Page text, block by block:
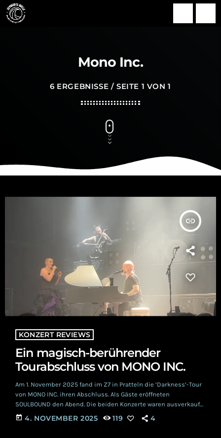
Mono Inc.
6 ERGEBNISSE / SEITE 1 VON 1
insert_link
KONZERT REVIEWS
Ein magisch-berührender
Tourabschluss von MONO INC.
Am 1. November 2025 fand im Z7 in Pratteln die ‘Darkness’-Tour
von MONO INC. ihren Abschluss. Als Gäste eröffneten
SOULBOUND den Abend. Die beiden Konzerte waren ausverkauft
und das Schweizer Publikum feierte mit viel Freude dieses
Ende einer erfolgreichen Tour. Viel mehr als eine Vorband
today 4. NOVEMBER 2025 119 4